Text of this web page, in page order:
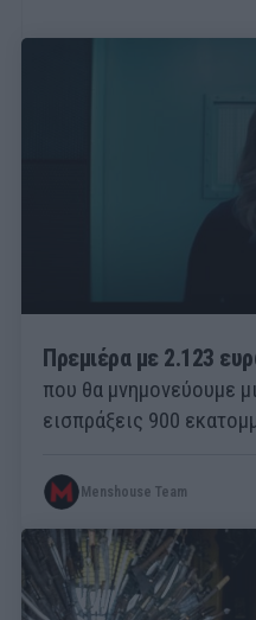
Πρεμιέρα με 2.123
που θα μνημονεύουμε
εισπράξεις 900
Menshouse Team